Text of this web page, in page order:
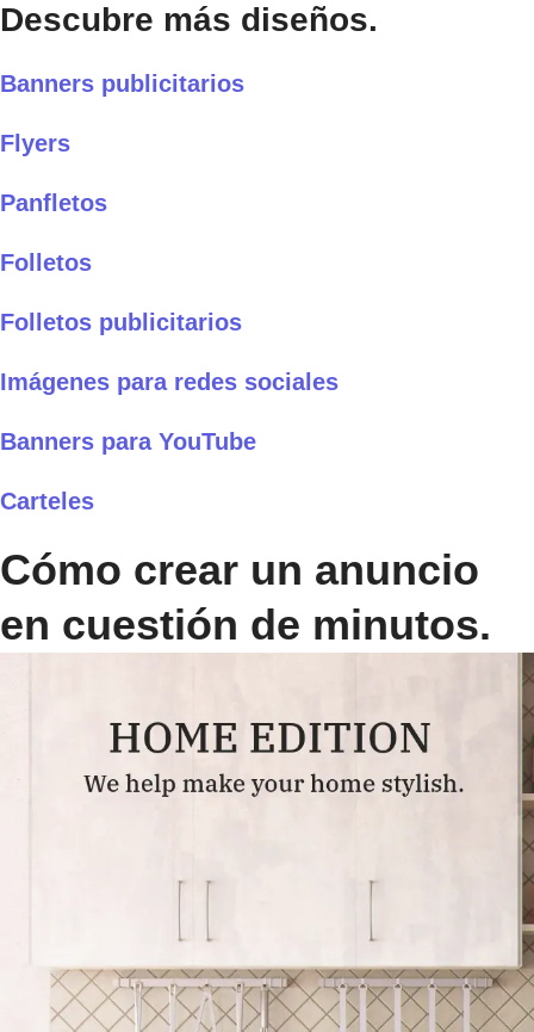
Descubre más diseños.
Banners publicitarios
Flyers
Panfletos
Folletos
Folletos publicitarios
Imágenes para redes sociales
Banners para YouTube
Carteles
Cómo crear un anuncio
en cuestión de minutos.